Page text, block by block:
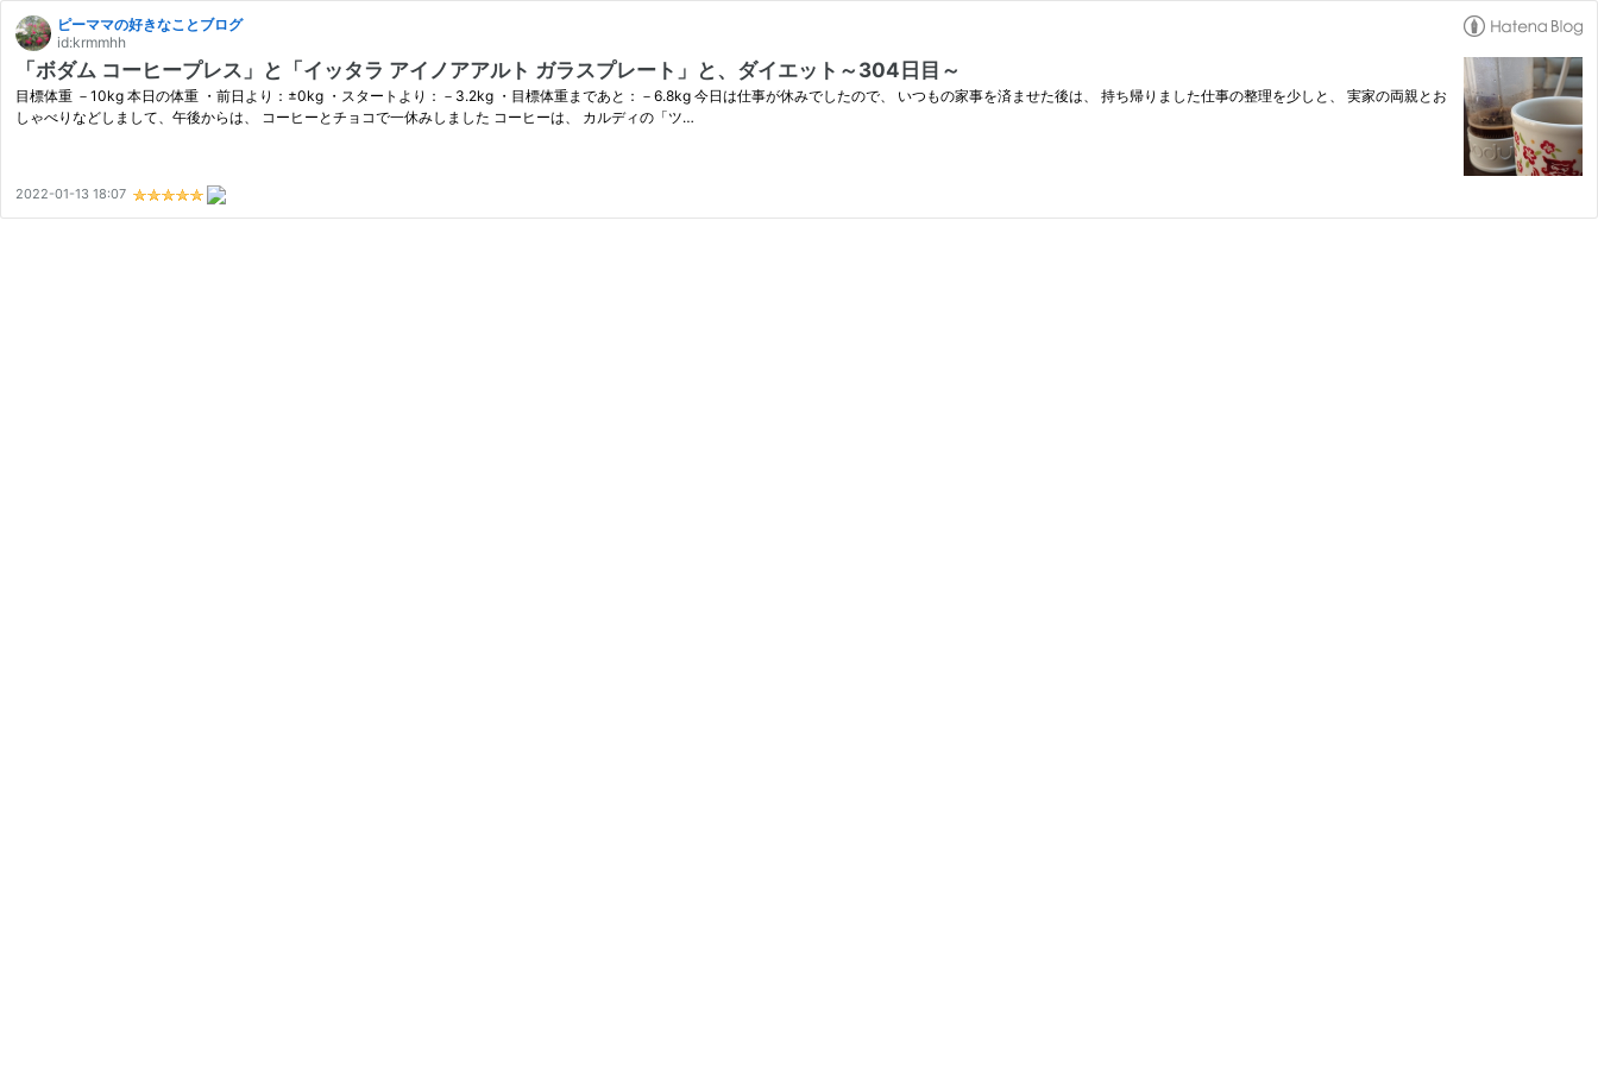
ピーママの好きなことブログ
id:krmmhh
「ボダム コーヒープレス」と「イッタラ アイノアアルト ガラスプレート」と、ダイエット～304日目～
目標体重 －10kg 本日の体重 ・前日より：±0kg ・スタートより：－3.2kg ・目標体重まであと：－6.8kg 今日は仕事が休みでしたので、 いつもの家事を済ませた後は、 持ち帰りました仕事の整理を少しと、 実家の両親とお
しゃべりなどしまして、午後からは、 コーヒーとチョコで一休みしました コーヒーは、 カルディの「ツ…
2022-01-13 18:07